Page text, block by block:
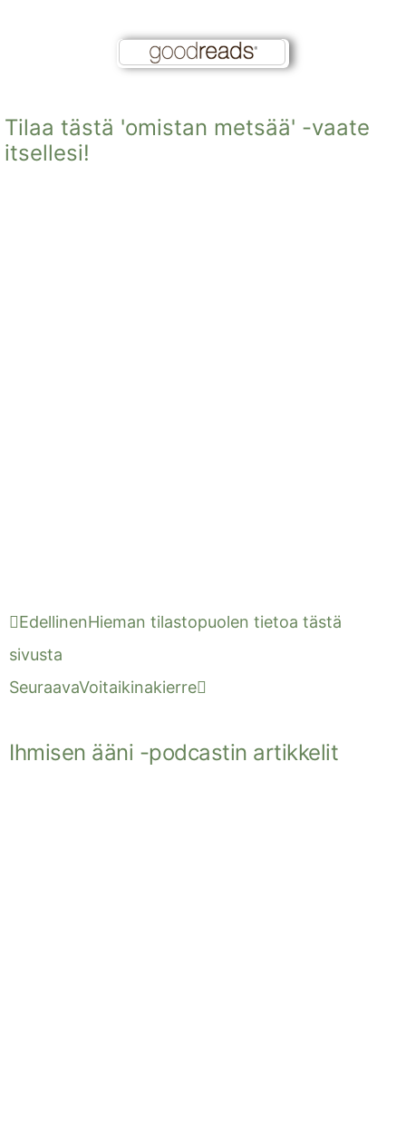
Tilaa tästä 'omistan metsää' -vaate
itsellesi!
EdellinenHieman tilastopuolen tietoa tästä
sivusta
SeuraavaVoitaikinakierre
Ihmisen ääni -podcastin artikkelit